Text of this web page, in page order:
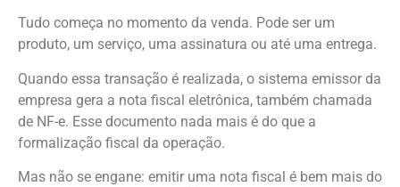
Tudo começa no momento da venda. Pode ser um
produto, um serviço, uma assinatura ou até uma entrega.
Quando essa transação é realizada, o sistema emissor da
empresa gera a nota fiscal eletrônica, também chamada
de NF-e. Esse documento nada mais é do que a
formalização fiscal da operação.
Mas não se engane: emitir uma nota fiscal é bem mais do